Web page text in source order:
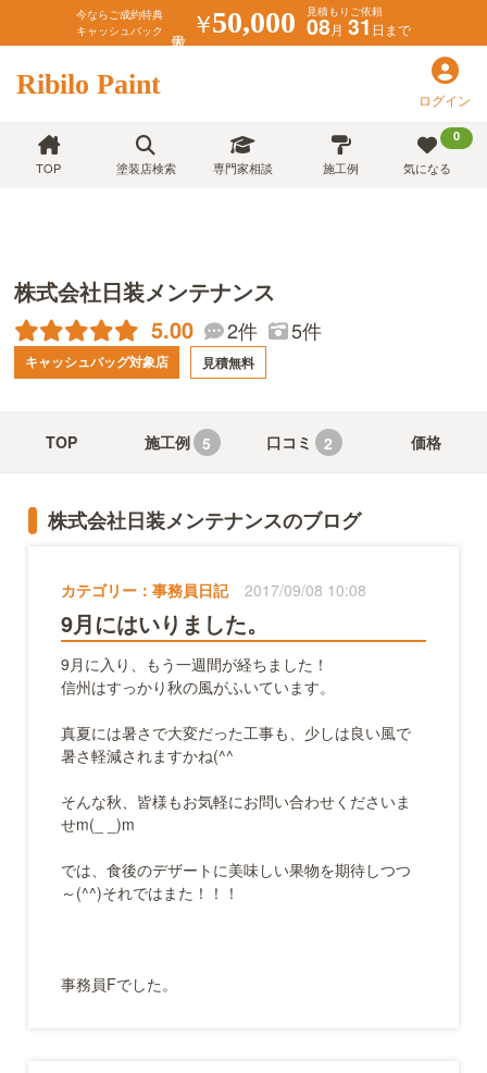
今ならご成約特典
キャッシュバック
￥50,000 見積もりご依頼
08月 31日まで
Ribilo Paint ログイン
TOP 塗装店検索 専門家相談 施工例
0
気になる
株式会社日装メンテナンス
5.00 2件 5件
キャッシュバッグ対象店 見積無料
TOP 施工例 5 口コミ 2 価格
株式会社日装メンテナンスのブログ
カテゴリー：事務員日記 2017/09/08 10:08
9月にはいりました。
9月に入り、もう一週間が経ちました！
信州はすっかり秋の風がふいています。
真夏には暑さで大変だった工事も、少しは良い風で
暑さ軽減されますかね(^^ゞ
そんな秋、皆様もお気軽にお問い合わせくださいま
せm(_ _)m
では、食後のデザートに美味しい果物を期待しつつ
～(^^)それではまた！！！
事務員Fでした。